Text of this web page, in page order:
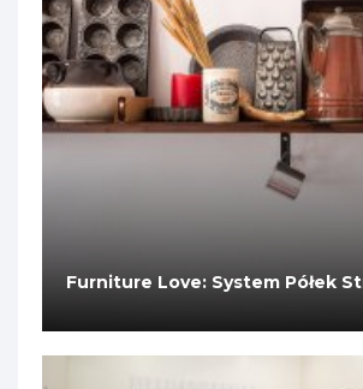
Furniture Love: System Półek